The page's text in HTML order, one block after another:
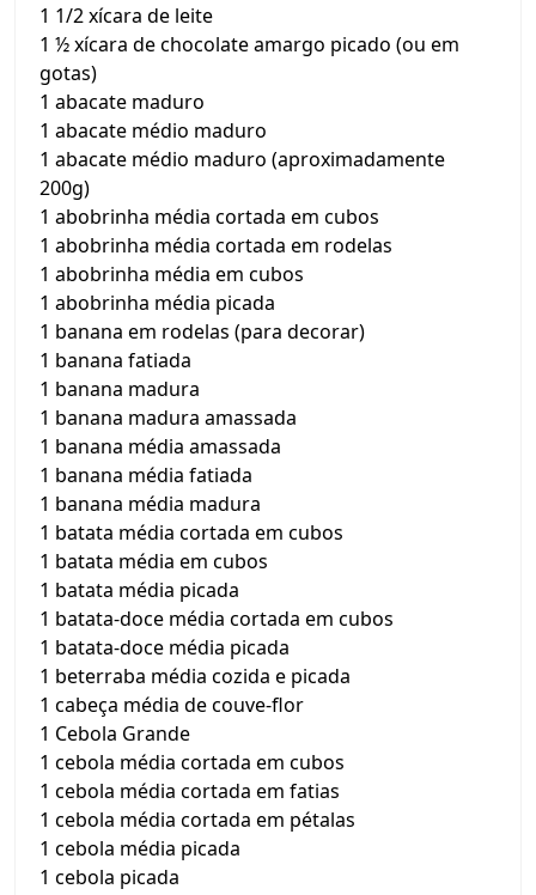
1 1/2 xícara de leite
1 ½ xícara de chocolate amargo picado (ou em
gotas)
1 abacate maduro
1 abacate médio maduro
1 abacate médio maduro (aproximadamente
200g)
1 abobrinha média cortada em cubos
1 abobrinha média cortada em rodelas
1 abobrinha média em cubos
1 abobrinha média picada
1 banana em rodelas (para decorar)
1 banana fatiada
1 banana madura
1 banana madura amassada
1 banana média amassada
1 banana média fatiada
1 banana média madura
1 batata média cortada em cubos
1 batata média em cubos
1 batata média picada
1 batata-doce média cortada em cubos
1 batata-doce média picada
1 beterraba média cozida e picada
1 cabeça média de couve-flor
1 Cebola Grande
1 cebola média cortada em cubos
1 cebola média cortada em fatias
1 cebola média cortada em pétalas
1 cebola média picada
1 cebola picada